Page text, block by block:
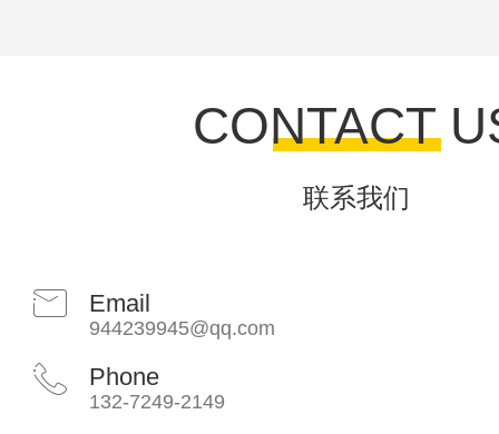
CONTACT
联系我们
Email
944239945@qq.com
Phone
132-7249-2149